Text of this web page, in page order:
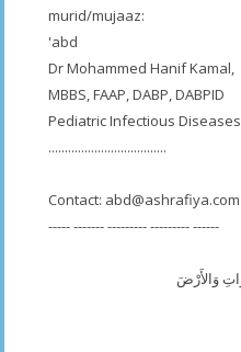
murid/mujaaz:
'abd
Dr Mohammed Hanif Kamal,
MBBS, FAAP, DABP, DABPID
Pediatric Infectious Diseases
....................................
Contact: abd@ashrafiya.com
----- ------- --------- --------- ------
وَالأَرْضَ